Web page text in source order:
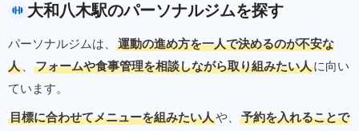
大和八木駅のパーソナルジムを探す
パーソナルジムは、
運動の進め方を一人で決めるのが不安な
人 、 フォームや食事管理を相談しながら取り組みたい人に向い
ています。
目標に合わせてメニューを組みたい人や、
予約を入れることで